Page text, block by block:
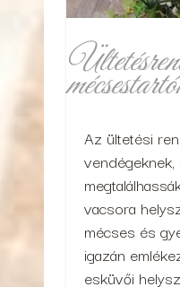
Az ültetési
vacsora
mécses és
igazán
esküvői